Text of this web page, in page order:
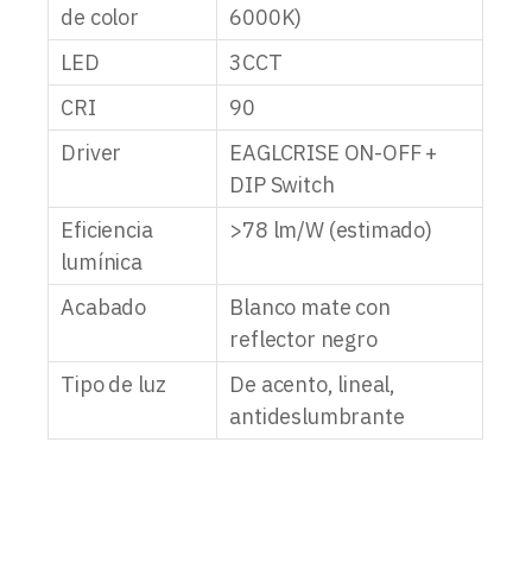
de color
6000K)
LED
3CCT
CRI
90
Driver
EAGLCRISE ON-OFF +
DIP Switch
Eficiencia
lumínica
>78 lm/W (estimado)
Acabado
Blanco mate con
reflector negro
Tipo de luz
De acento, lineal,
antideslumbrante